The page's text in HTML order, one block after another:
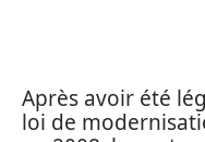
Après avoir été
loi de